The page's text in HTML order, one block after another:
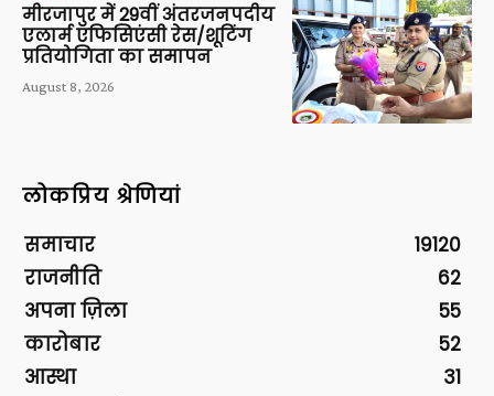
मीरजापुर में 29वीं अंतरजनपदीय
एलार्म एफिसिएंसी रेस/शूटिंग
प्रतियोगिता का समापन
August 8, 2026
लोकप्रिय श्रेणियां
समाचार
19120
राजनीति
62
अपना ज़िला
55
कारोबार
52
आस्था
31